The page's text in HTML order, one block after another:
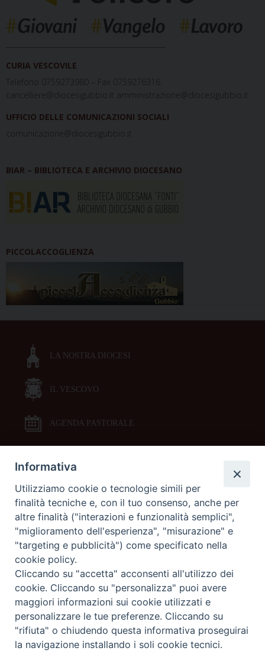
CURIA VESCOVILE
Telefono 0759273980 – Fax 0759276316
cancelliere@diocesigubbio.it amministrazione@diocesigubbio.it
UFFICIO DELLE COMUNICAZIONI SOCIALI
comunicazione@diocesigubbio.it
BIAR – BIBLIOTECA E ARCHIVIO DIOCESANO
PICCOLACCOGLIENZA
LA NOSTRA DIOCESI
IL VESCOVO
AGENDA PASTORALE
DOCUMENTI PASTORALI
ORARI MESSE
LITURGIA DELLE ORE
GALLERIE FOTOGRAFICHE
GALLERIE VIDEO
Informativa
Utilizziamo cookie o tecnologie simili per
finalità tecniche e, con il tuo consenso, anche per
altre finalità ("interazioni e funzionalità semplici",
"miglioramento dell'esperienza", "misurazione" e
"targeting e pubblicità") come specificato nella
cookie policy.
Cliccando su "accetta" acconsenti all'utilizzo dei
cookie. Cliccando su "personalizza" puoi avere
maggiori informazioni sui cookie utilizzati e
personalizzare le tue preferenze. Cliccando su
"rifiuta" o chiudendo questa informativa proseguirai
la navigazione installando i soli cookie tecnici.